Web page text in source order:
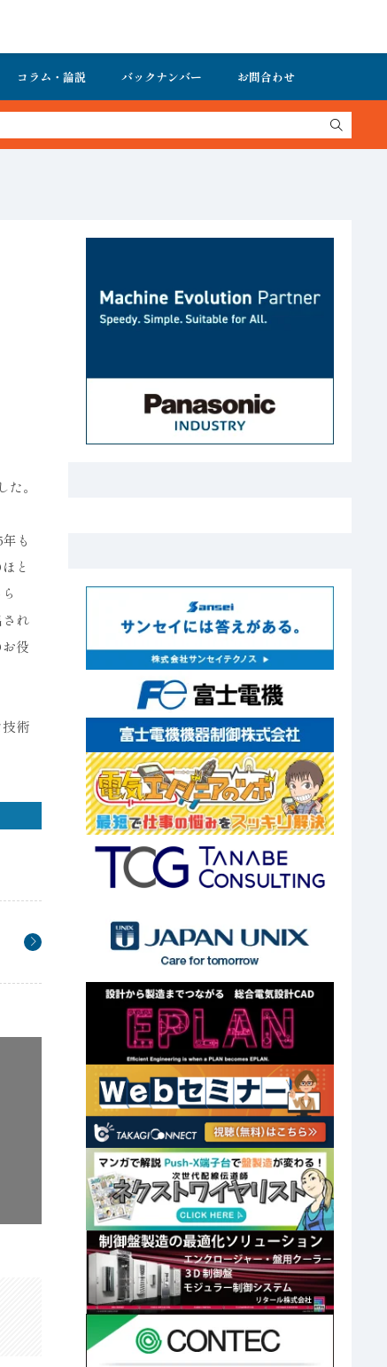
コラム・論説 バックナンバー お問合わせ
。
も
と
れ
役
術